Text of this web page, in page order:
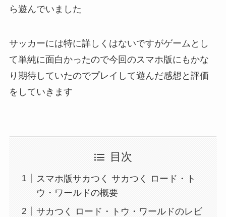
ら遊んでいました
サッカーには特に詳しくはないですがゲームとし
て単純に面白かったので今回のスマホ版にもかな
り期待していたのでプレイして遊んだ感想と評価
をしていきます
目次
スマホ版サカつく サカつく ロード・ト
ウ・ワールドの概要
サカつく ロード・トウ・ワールドのレビ